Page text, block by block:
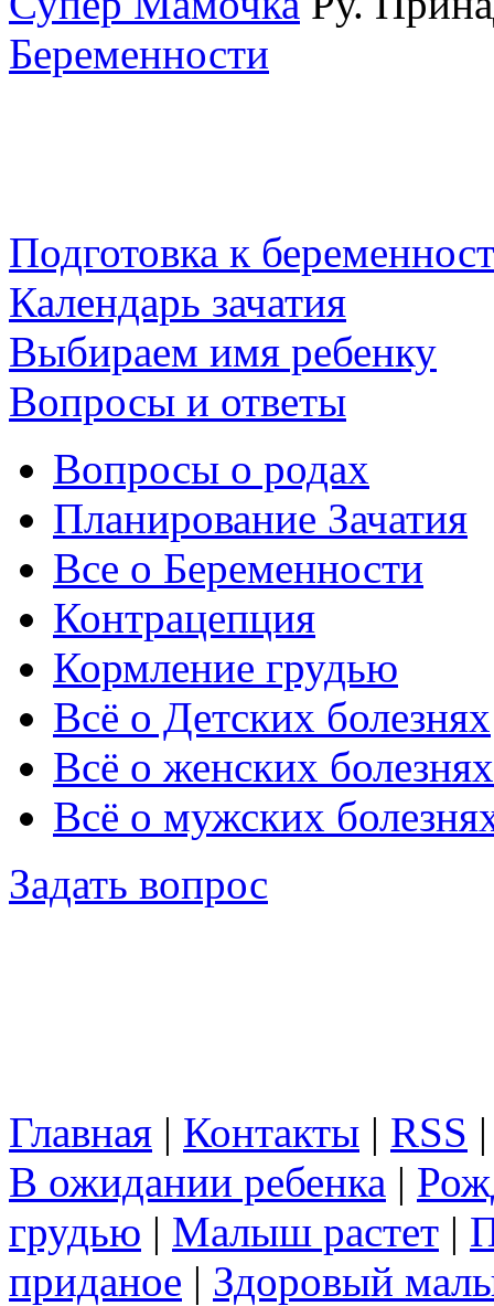
Беременности
Подготовка к
Календарь зачатия
Выбираем имя ребенку
Вопросы и ответы
Вопросы о родах
Планирование Зачатия
Все о Беременности
Контрацепция
Кормление грудью
Всё о Детских болезнях
Всё о женских болезнях
Всё о мужских
Задать вопрос
Главная | Контакты | RSS
В ожидании ребенка |
грудью | Малыш растет |
приданое | Здоровый